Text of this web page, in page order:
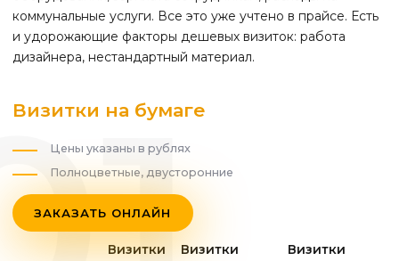
коммунальные услуги. Все это уже учтено в прайсе. Есть
и удорожающие факторы дешевых визиток: работа
дизайнера, нестандартный материал.
Визитки на бумаге
Цены указаны в рублях
Полноцветные, двусторонние
ЗАКАЗАТЬ ОНЛАЙН
Визитки
Визитки
Визитки